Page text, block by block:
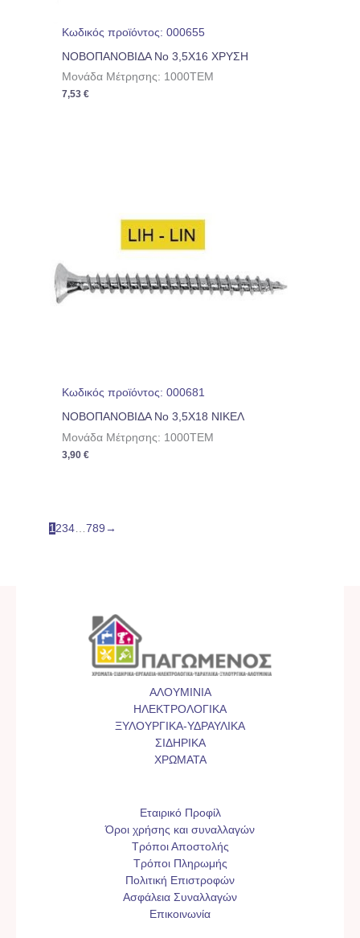
Κωδικός προϊόντος: 000655
ΝΟΒΟΠΑΝΟΒΙΔΑ No 3,5Χ16 ΧΡΥΣΗ
Μονάδα Μέτρησης: 1000TEM
7,53€
Κωδικός προϊόντος: 000681
ΝΟΒΟΠΑΝΟΒΙΔΑ No 3,5Χ18 ΝΙΚΕΛ
Μονάδα Μέτρησης: 1000TEM
3,90€
1 234 …789 →
ΑΛΟΥΜΙΝΙΑ
ΗΛΕΚΤΡΟΛΟΓΙΚΑ
ΞΥΛΟΥΡΓΙΚΑ-ΥΔΡΑΥΛΙΚΑ
ΣΙΔΗΡΙΚΑ
ΧΡΩΜΑΤΑ
Εταιρικό Προφίλ
Όροι χρήσης και συναλλαγών
Τρόποι Αποστολής
Τρόποι Πληρωμής
Πολιτική Επιστροφών
Ασφάλεια Συναλλαγών
Επικοινωνία